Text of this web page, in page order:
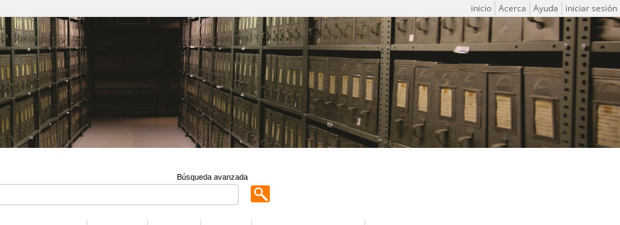
Menú de usuario
inicio Acerca Ayuda iniciar sesión
maintained at Arquivo Público do Estado de São Paulo
Búsqueda avanzada